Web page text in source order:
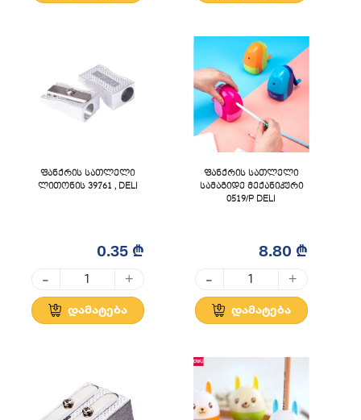
ფანქრის სათლელი
ლითონის 39761 , DELI
0.35 ₾
- +
დამატება
ფანქრის სათლელი
სამაგიდე მექანიკური
0519/P DELI
8.80 ₾
- +
დამატება